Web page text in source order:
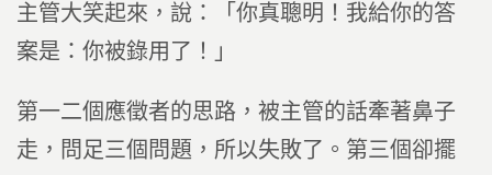
主管大笑起來，說：「你真聰明！我給你的答
案是：你被錄用了！」
第一二個應徵者的思路，被主管的話牽著鼻子
走，問足三個問題，所以失敗了。第三個卻擺